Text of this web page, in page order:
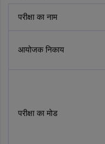
परीक्षा का नाम
आयोजक निकाय
परीक्षा का मोड